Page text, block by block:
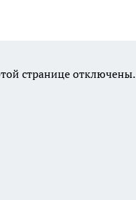
странице отключены.